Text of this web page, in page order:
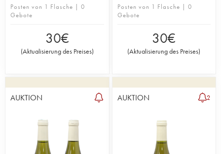
Posten von 1 Flasche | 0
Gebote
30€
(Aktualisierung des Preises)
Posten von 1 Flasche | 0
Gebote
30€
(Aktualisierung des Preises)
AUKTION AUKTION 2